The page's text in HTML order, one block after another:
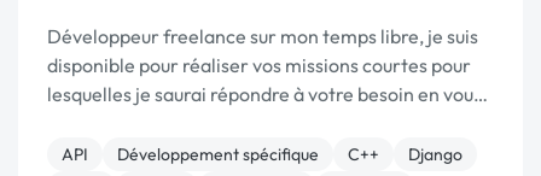
Développeur freelance sur mon temps libre, je suis
disponible pour réaliser vos missions courtes pour
lesquelles je saurai répondre à votre besoin en vous
scraping, script, programme, audit, etc) ra...
API Développement spécifique C++
Django